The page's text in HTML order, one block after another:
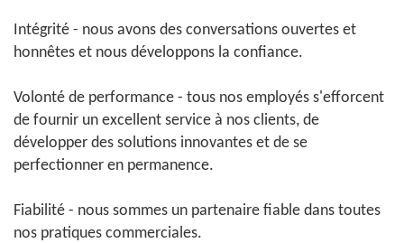
Intégrité - nous avons des conversations ouvertes et
honnêtes et nous développons la confiance.
Volonté de performance - tous nos employés s'efforcent
de fournir un excellent service à nos clients, de
développer des solutions innovantes et de se
perfectionner en permanence.
Fiabilité - nous sommes un partenaire fiable dans toutes
nos pratiques commerciales.